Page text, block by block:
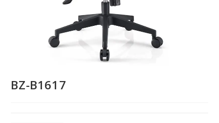
BZ-B1617